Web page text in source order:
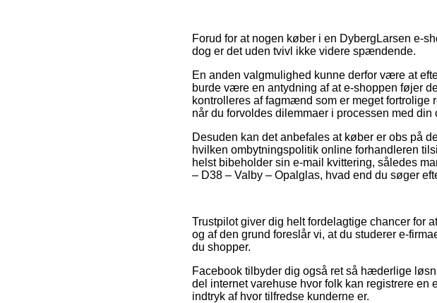
Forud for at nogen køber i en DybergLarsen e-
dog er det uden tvivl ikke videre spændende.
En anden valgmulighed kunne derfor være at
burde være en antydning af at e-shoppen føjer
kontrolleres af fagmænd som er meget
når du forvoldes dilemmaer i processen med din
Desuden kan det anbefales at køber er obs på
hvilken ombytningspolitik online forhandleren
helst bibeholder sin e-mail kvittering, således
– D38 – Valby – Opalglas, hvad end du søger
Trustpilot giver dig helt fordelagtige chancer for
og af den grund foreslår vi, at du studerer e-
du shopper.
Facebook tilbyder dig også ret så hæderlige
del internet varehuse hvor folk kan registrere
indtryk af hvor tilfredse kunderne er.